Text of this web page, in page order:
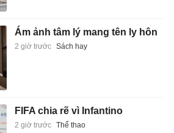
Ám ảnh tâm lý mang tên ly hôn
2 giờ trước Sách hay
FIFA chia rẽ vì Infantino
2 giờ trước Thể thao